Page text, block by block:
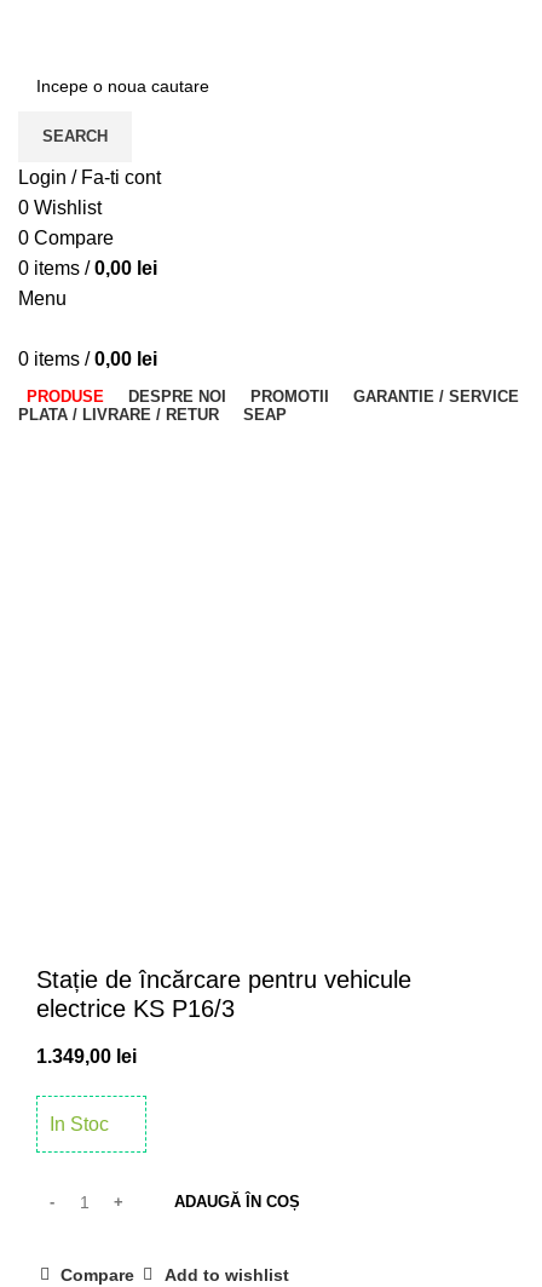
SEARCH
Login / Fa-ti cont
0 Wishlist
0 Compare
0 items / 0,00 lei
Menu
0 items / 0,00 lei
PRODUSE DESPRE NOI PROMOTII
GARANTIE / SERVICE
PLATA / LIVRARE / RETUR
SEAP
Stație de încărcare pentru vehicule
electrice KS P16/3
1.349,00 lei
In Stoc
ADAUGĂ ÎN COȘ
Compare Add to wishlist